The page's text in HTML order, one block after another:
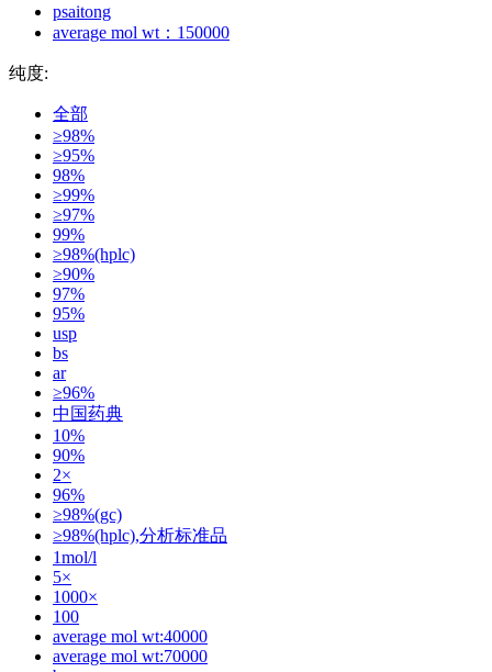
psaitong
average mol wt：150000
纯度:
全部
≥98%
≥95%
98%
≥99%
≥97%
99%
≥98%(hplc)
≥90%
97%
95%
usp
bs
ar
≥96%
中国药典
10%
90%
2×
96%
≥98%(gc)
≥98%(hplc),分析标准品
1mol/l
5×
1000×
100
average mol wt:40000
average mol wt:70000